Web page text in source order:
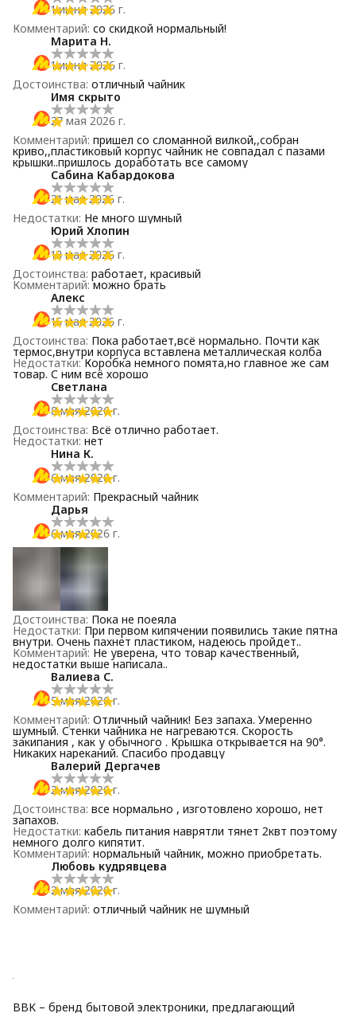
1 июня 2026 г.
Комментарий: со скидкой нормальный!
Марита Н.
1 июня 2026 г.
Достоинства: отличный чайник
Имя скрыто
27 мая 2026 г.
Комментарий: пришел со сломанной вилкой,,собран
криво,,пластиковый корпус чайник не совпадал с пазами
крышки..пришлось доработать все самому
Сабина Кабардокова
21 мая 2026 г.
Недостатки: Не много шумный
Юрий Хлопин
18 мая 2026 г.
Достоинства: работает, красивый
Комментарий: можно брать
Алекс
16 мая 2026 г.
Достоинства: Пока работает,всё нормально. Почти как
термос,внутри корпуса вставлена металлическая колба
Недостатки: Коробка немного помята,но главное же сам
товар. С ним всё хорошо
Светлана
8 мая 2026 г.
Достоинства: Всё отлично работает.
Недостатки: нет
Нина К.
6 мая 2026 г.
Комментарий: Прекрасный чайник
Дарья
6 мая 2026 г.
Достоинства: Пока не поеяла
Недостатки: При первом кипячении появились такие пятна
внутри. Очень пахнет пластиком, надеюсь пройдет..
Комментарий: Не уверена, что товар качественный,
недостатки выше написала..
Валиева С.
5 мая 2026 г.
Комментарий: Отличный чайник! Без запаха. Умеренно
шумный. Стенки чайника не нагреваются. Скорость
закипания , как у обычного . Крышка открывается на 90°.
Никаких нареканий. Спасибо продавцу
Валерий Дергачев
2 мая 2026 г.
Достоинства: все нормально , изготовлено хорошо, нет
запахов.
Недостатки: кабель питания наврятли тянет 2квт поэтому
немного долго кипятит.
Комментарий: нормальный чайник, можно приобретать.
Любовь кудрявцева
2 мая 2026 г.
Комментарий: отличный чайник не шумный
BBK – бренд бытовой электроники, предлагающий